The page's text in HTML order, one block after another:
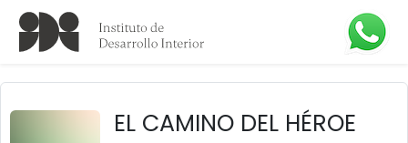
EL CAMINO DEL HÉROE